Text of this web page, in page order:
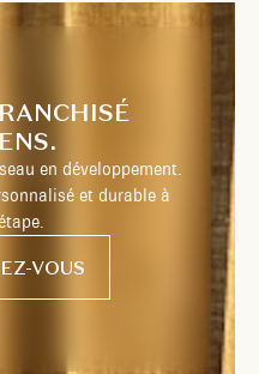
en développement.
et durable à
VOUS